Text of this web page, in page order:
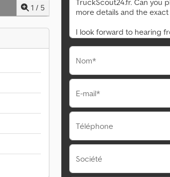
1 / 5
Nom*
E-mail*
Téléphone
Société